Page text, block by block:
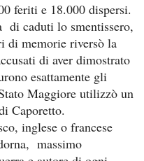
feriti e 18.000 dispersi.
di caduti lo smentissero,
di memorie riversò la
di aver dimostrato
esattamente gli
Maggiore utilizzò un
Caporetto.
inglese o francese
massimo